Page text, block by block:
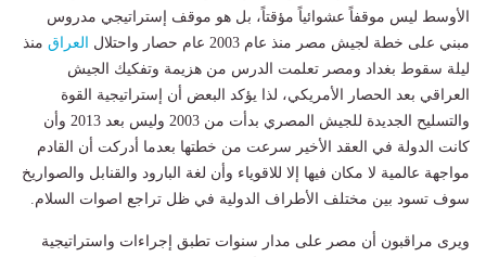
الأوسط ليس موقفاً عشوائياً مؤقتاً، بل هو موقف إستراتيجي مدروس
مبني على خطة لجيش مصر منذ عام 2003 عام حصار واحتلال
العراق منذ
ليلة سقوط بغداد ومصر تعلمت الدرس من هزيمة وتفكيك الجيش
العراقي بعد الحصار الأمريكي، لذا يؤكد البعض أن إستراتيجية القوة
والتسليح الجديدة للجيش المصري بدأت من 2003 وليس بعد 2013 وأن
كانت الدولة في العقد الأخير سرعت من خطتها بعدما أدركت أن القادم
مواجهة عالمية لا مكان فيها إلا للاقوياء وأن لغة البارود والقنابل والصواريخ
سوف تسود بين مختلف الأطراف الدولية في ظل تراجع اصوات السلام.
ويرى مراقبون أن مصر على مدار سنوات تطبق إجراءات واستراتيجية